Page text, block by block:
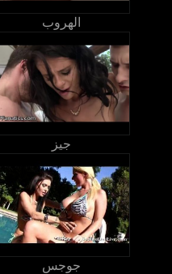
الهروب
جيز
جوجس